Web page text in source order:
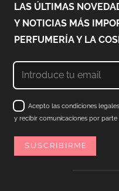
LAS ÚLTIMAS
Y NOTICIAS MÁS
PERFUMERÍA Y LA
Acepto las condiciones
y recibir comunicaciones por